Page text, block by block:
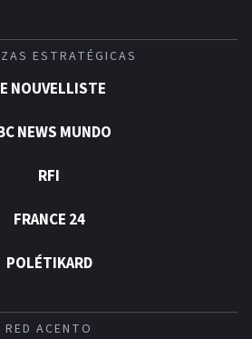
ESTRATÉGICAS
NOUVELLISTE
NEWS MUNDO
RFI
FRANCE 24
POLÉTIKARD
RED ACENTO